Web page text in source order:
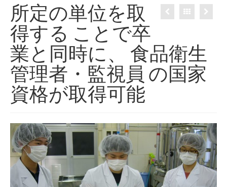
教育内容
研究室紹介
設備
進路
資格
同窓会(学匠会)
X
お問い合わせ
所定の単位を取
得する ことで卒
業と同時に、 食品衛生
管理者・監視員 の国家
資格が取得可能